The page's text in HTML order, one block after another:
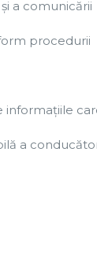
a comunicării
procedurii
a